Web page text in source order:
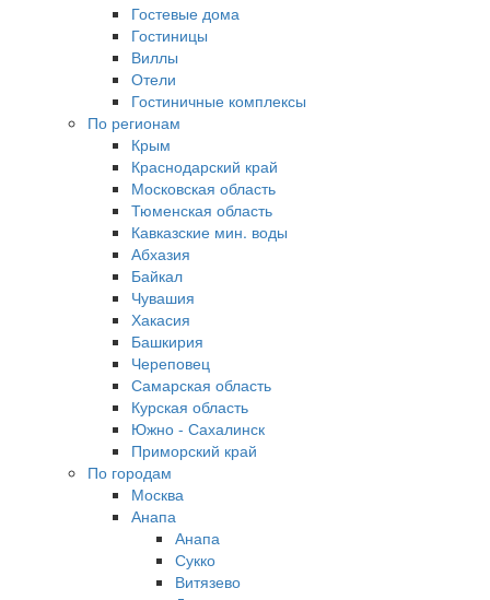
Гостевые дома
Гостиницы
Виллы
Отели
Гостиничные комплексы
По регионам
Крым
Краснодарский край
Московская область
Тюменская область
Кавказские мин. воды
Абхазия
Байкал
Чувашия
Хакасия
Башкирия
Череповец
Самарская область
Курская область
Южно - Сахалинск
Приморский край
По городам
Москва
Анапа
Анапа
Сукко
Витязево